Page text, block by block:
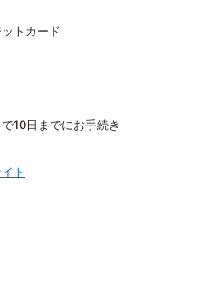
トカード
10日までにお手続き
ト